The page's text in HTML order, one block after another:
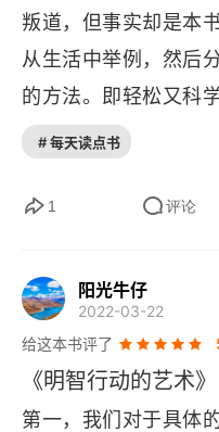
叛道，但事实却是本
从生活中举例，然后
的方法。即轻松又科
住复杂深奥的定义，
的配图，配图揭示了
图片，但实际上是先
是不是也这样。总体
# 每天读点书
1 评论
阳光牛仔
2022-03-22
给这本书评了
《明智行动的艺术》
第一，我们对于具体